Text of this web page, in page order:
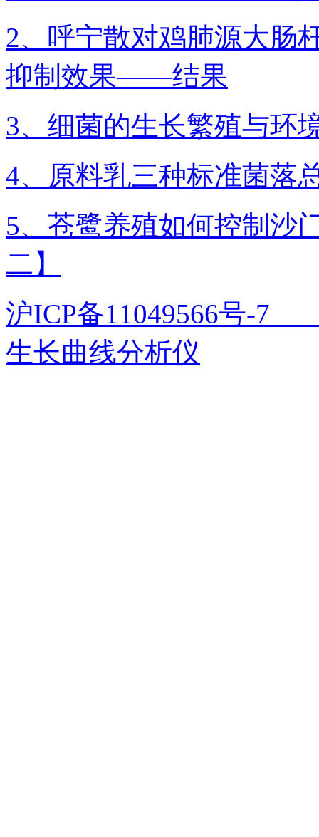
2、呼宁散对鸡肺源大肠
抑制效果——结果
3、细菌的生长繁殖与环
4、原料乳三种标准菌落
5、苍鹭养殖如何控制沙
二】
沪ICP备11049566号
生长曲线分析仪